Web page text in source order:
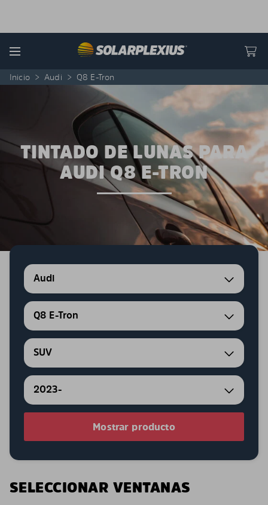
Menu
Inicio > Audi > Q8 E-Tron
TINTADO DE LUNAS PARA
AUDI Q8 E-TRON
Audi
Q8 E-Tron
SUV
2023-
Mostrar producto
SELECCIONAR VENTANAS